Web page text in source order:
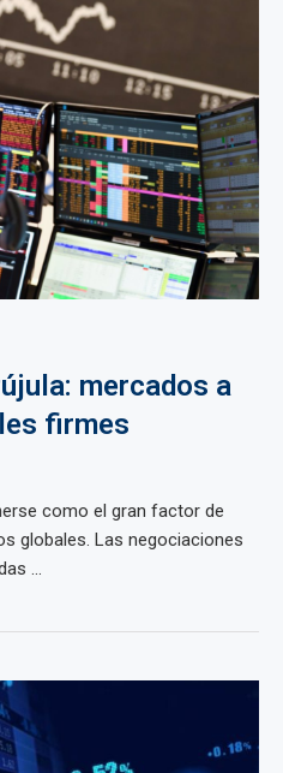
mercados a
firmes
como el gran factor de
globales. Las negociaciones
...